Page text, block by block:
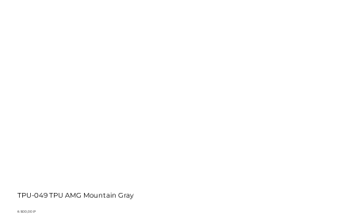
TPU-049 TPU AMG Mountain Gray
Цена
6 500,00 ₽